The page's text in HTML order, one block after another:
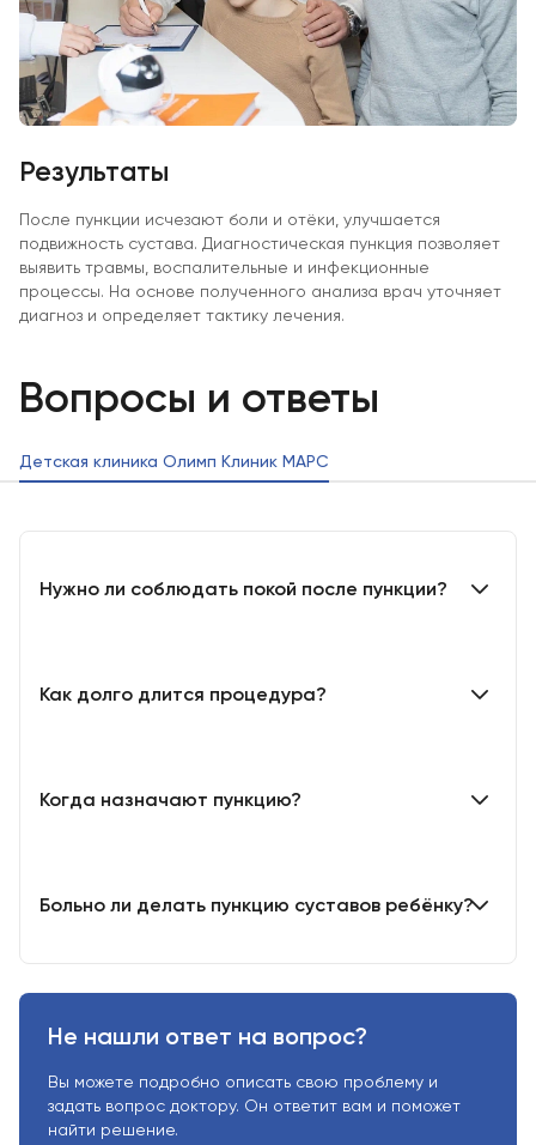
Результаты
После пункции исчезают боли и отёки, улучшается
подвижность сустава. Диагностическая пункция позволяет
выявить травмы, воспалительные и инфекционные
процессы. На основе полученного анализа врач уточняет
диагноз и определяет тактику лечения.
Вопросы и ответы
Детская клиника Олимп Клиник МАРС
Нужно ли соблюдать покой после пункции?
Как долго длится процедура?
Когда назначают пункцию?
Больно ли делать пункцию суставов ребёнку?
Не нашли ответ на вопрос?
Вы можете подробно описать свою проблему и
задать вопрос доктору. Он ответит вам и поможет
найти решение.